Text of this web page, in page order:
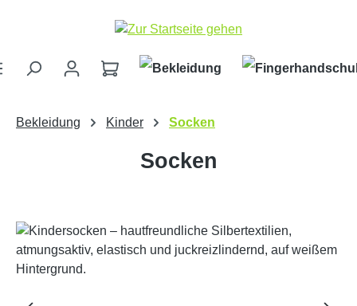
Zum Hauptinhalt springen
Bekleidung Kinder Socken
Socken
Bildergalerie überspringen